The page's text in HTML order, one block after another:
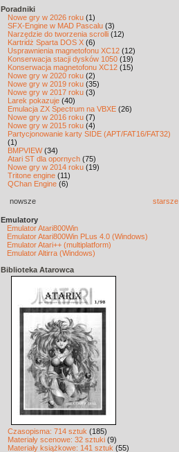
Poradniki
Nowe gry w 2026 roku (1)
SFX-Engine w MAD Pascalu (3)
Narzędzie do tworzenia scrolli (12)
Kartridż Sparta DOS X (6)
Usprawnienia magnetofonu XC12 (12)
Konserwacja stacji dysków 1050 (19)
Konserwacja magnetofonu XC12 (15)
Nowe gry w 2020 roku (2)
Nowe gry w 2019 roku (35)
Nowe gry w 2017 roku (3)
Larek pokazuje (40)
Emulacja ZX Spectrum na VBXE (26)
Nowe gry w 2016 roku (7)
Nowe gry w 2015 roku (4)
Partycjonowanie karty SIDE (APT/FAT16/FAT32)
(1)
BMPVIEW(34)
Atari ST dla opornych (75)
Nowe gry w 2014 roku (19)
Tritone engine (11)
QChan Engine (6)
nowsze starsze
Emulatory
Emulator Atari800Win
Emulator Atari800Win PLus 4.0 (Windows)
Emulator Atari++ (multiplatform)
Emulator Altirra (Windows)
Biblioteka Atarowca
Czasopisma: 714 sztuk (185)
Materiały scenowe: 32 sztuki (9)
Materiały książkowe: 141 sztuk (55)